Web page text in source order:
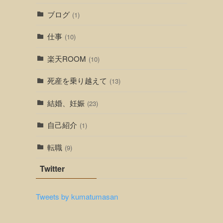
ブログ (1)
仕事 (10)
楽天ROOM (10)
死産を乗り越えて (13)
結婚、妊娠 (23)
自己紹介 (1)
転職 (9)
Twitter
Tweets by kumatumasan